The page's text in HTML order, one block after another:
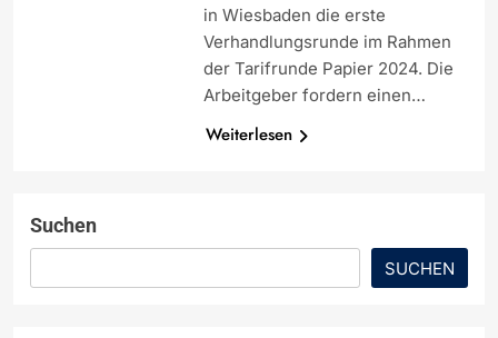
in Wiesbaden die erste
Verhandlungsrunde im Rahmen
der Tarifrunde Papier 2024. Die
Arbeitgeber fordern einen…
Weiterlesen
Suchen
SUCHEN